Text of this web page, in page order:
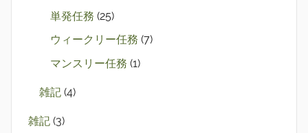
単発任務 (25)
ウィークリー任務 (7)
マンスリー任務 (1)
雑記 (4)
雑記 (3)